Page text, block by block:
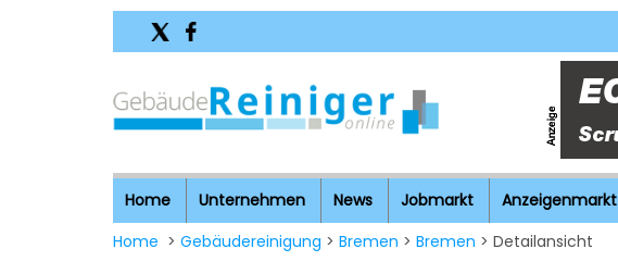
Home Unternehmen News Jobmarkt Anzeigenmarkt
Home > Gebäudereinigung > Bremen > Bremen > Detailansicht